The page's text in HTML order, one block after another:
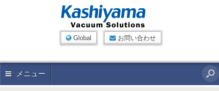
Global お問い合わせ
メニュー